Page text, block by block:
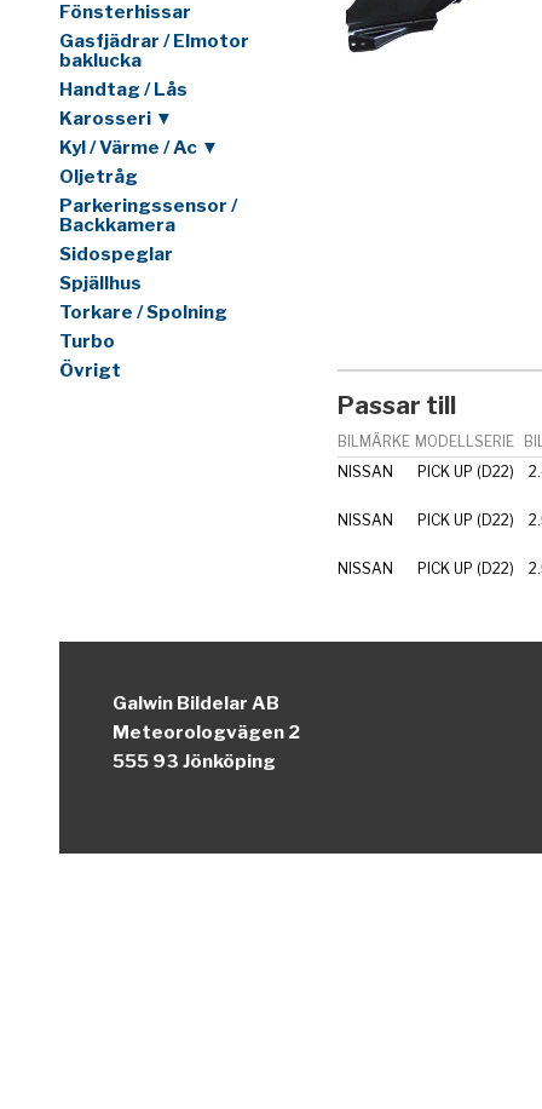
Fönsterhissar
Gasfjädrar / Elmotor
baklucka
Handtag / Lås
Karosseri ▼
Kyl / Värme / Ac ▼
Oljetråg
Parkeringssensor /
Backkamera
Sidospeglar
Spjällhus
Torkare / Spolning
Turbo
Övrigt
Passar till
BILMÄRKE MODELLSERIE
NISSAN
PICK UP (D22)
NISSAN PICK UP (D22)
NISSAN PICK UP (D22)
Galwin Bildelar AB
Meteorologvägen 2
555 93 Jönköping